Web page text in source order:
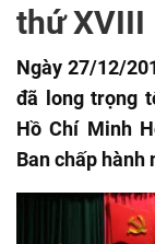
thứ XVIII
Ngày 27/12/
đã long trọng
Hồ Chí Minh
Ban chấp hành